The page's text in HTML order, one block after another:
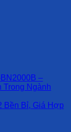
–
Trong Ngành
Bền Bỉ, Giá Hợp